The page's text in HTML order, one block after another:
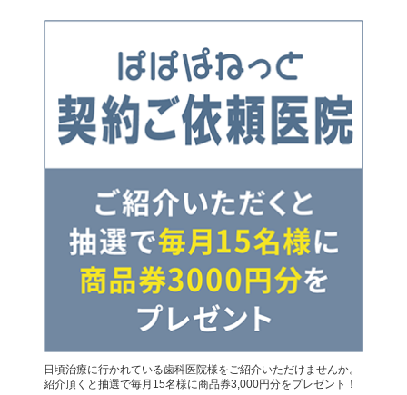
日頃治療に行かれている歯科医院様をご紹介いただけませんか。
紹介頂くと抽選で毎月15名様に商品券3,000円分をプレゼント！